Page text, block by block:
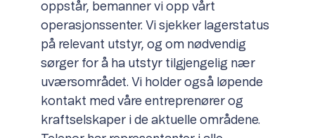
oppstår, bemanner vi opp vårt
operasjonssenter. Vi sjekker lagerstatus
på relevant utstyr, og om nødvendig
sørger for å ha utstyr tilgjengelig nær
uværsområdet. Vi holder også løpende
kontakt med våre entreprenører og
kraftselskaper i de aktuelle områdene.